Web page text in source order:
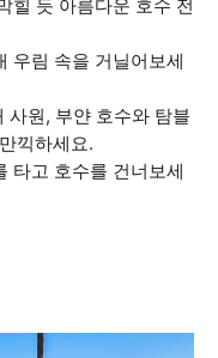
힐 듯 아름다운 호수 전
우림 속을 거닐어보세
사원, 부얀 호수와 탐블
끽하세요.
타고 호수를 건너보세